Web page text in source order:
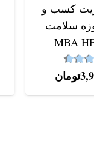
کسب و
سلامت
MBA
4.59 از 5
تومان